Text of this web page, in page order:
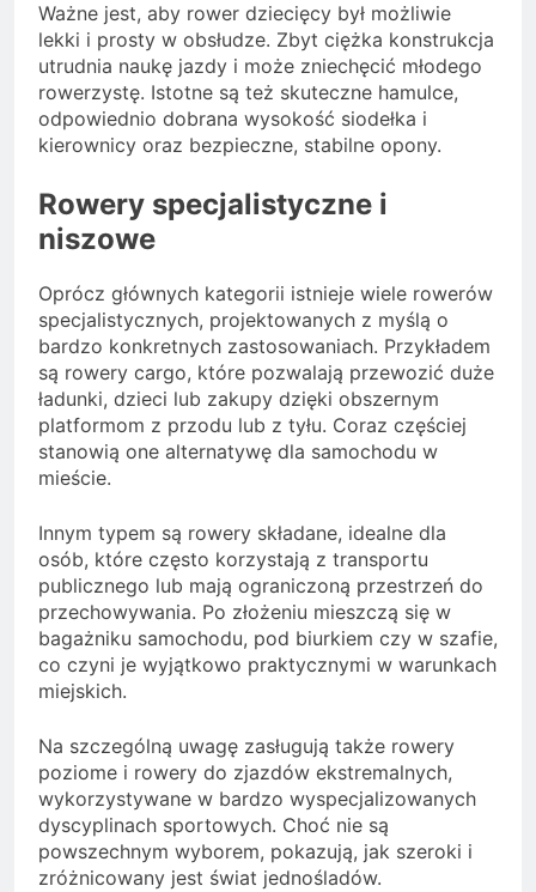
Ważne jest, aby rower dziecięcy był możliwie
lekki i prosty w obsłudze. Zbyt ciężka konstrukcja
utrudnia naukę jazdy i może zniechęcić młodego
rowerzystę. Istotne są też skuteczne hamulce,
odpowiednio dobrana wysokość siodełka i
kierownicy oraz bezpieczne, stabilne opony.
Rowery specjalistyczne i
niszowe
Oprócz głównych kategorii istnieje wiele rowerów
specjalistycznych, projektowanych z myślą o
bardzo konkretnych zastosowaniach. Przykładem
są rowery cargo, które pozwalają przewozić duże
ładunki, dzieci lub zakupy dzięki obszernym
platformom z przodu lub z tyłu. Coraz częściej
stanowią one alternatywę dla samochodu w
mieście.
Innym typem są rowery składane, idealne dla
osób, które często korzystają z transportu
publicznego lub mają ograniczoną przestrzeń do
przechowywania. Po złożeniu mieszczą się w
bagażniku samochodu, pod biurkiem czy w szafie,
co czyni je wyjątkowo praktycznymi w warunkach
miejskich.
Na szczególną uwagę zasługują także rowery
poziome i rowery do zjazdów ekstremalnych,
wykorzystywane w bardzo wyspecjalizowanych
dyscyplinach sportowych. Choć nie są
powszechnym wyborem, pokazują, jak szeroki i
zróżnicowany jest świat jednośladów.